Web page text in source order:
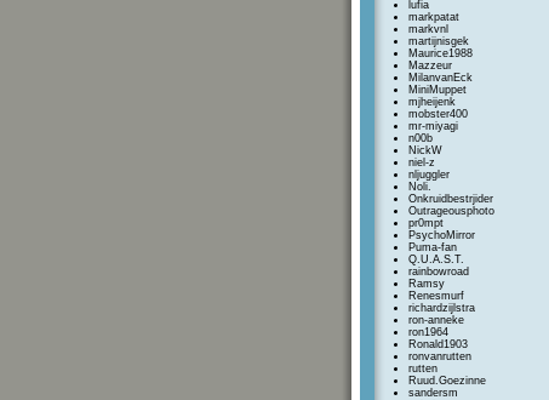
lufia
markpatat
markvnl
martijnisgek
Maurice1988
Mazzeur
MilanvanEck
MiniMuppet
mjheijenk
mobster400
mr-miyagi
n00b
NickW
niel-z
nljuggler
Noli.
Onkruidbestrjider
Outrageousphoto
pr0mpt
PsychoMirror
Puma-fan
Q.U.A.S.T.
rainbowroad
Ramsy
Renesmurf
richardzijlstra
ron-anneke
ron1964
Ronald1903
ronvanrutten
rutten
Ruud.Goezinne
sandersm